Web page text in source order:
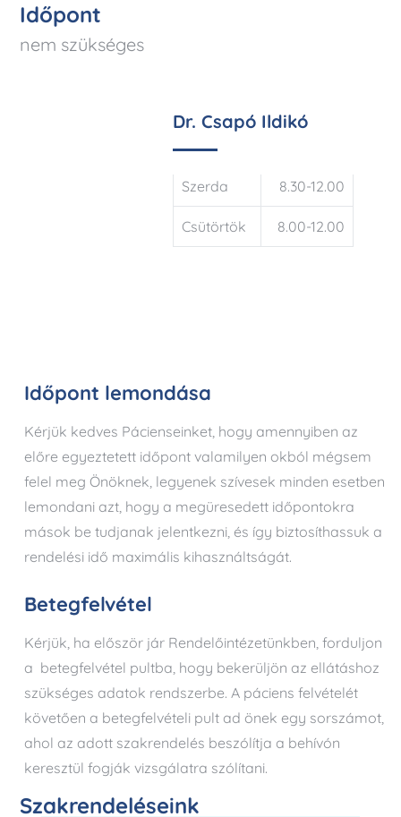
Időpont
nem szükséges
Dr. Csapó Ildikó
Szerda 8.30-12.00
Csütörtök 8.00-12.00
Időpont lemondása
Kérjük kedves Pácienseinket, hogy amennyiben az
előre egyeztetett időpont valamilyen okból mégsem
felel meg Önöknek, legyenek szívesek minden esetben
lemondani azt, hogy a megüresedett időpontokra
mások be tudjanak jelentkezni, és így biztosíthassuk a
rendelési idő maximális kihasználtságát.
Betegfelvétel
Kérjük, ha először jár Rendelőintézetünkben, forduljon
a betegfelvétel pultba, hogy bekerüljön az ellátáshoz
szükséges adatok rendszerbe. A páciens felvételét
követően a betegfelvételi pult ad önek egy sorszámot,
ahol az adott szakrendelés beszólítja a behívón
keresztül fogják vizsgálatra szólítani.
Szakrendeléseink